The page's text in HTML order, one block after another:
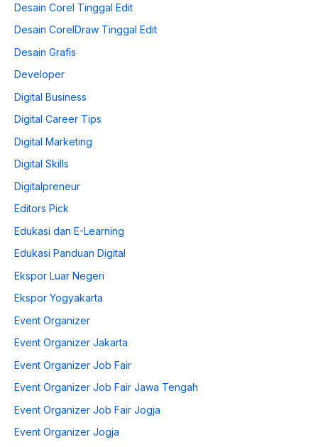
Desain Corel Tinggal Edit
Desain CorelDraw Tinggal Edit
Desain Grafis
Developer
Digital Business
Digital Career Tips
Digital Marketing
Digital Skills
Digitalpreneur
Editors Pick
Edukasi dan E-Learning
Edukasi Panduan Digital
Ekspor Luar Negeri
Ekspor Yogyakarta
Event Organizer
Event Organizer Jakarta
Event Organizer Job Fair
Event Organizer Job Fair Jawa Tengah
Event Organizer Job Fair Jogja
Event Organizer Jogja